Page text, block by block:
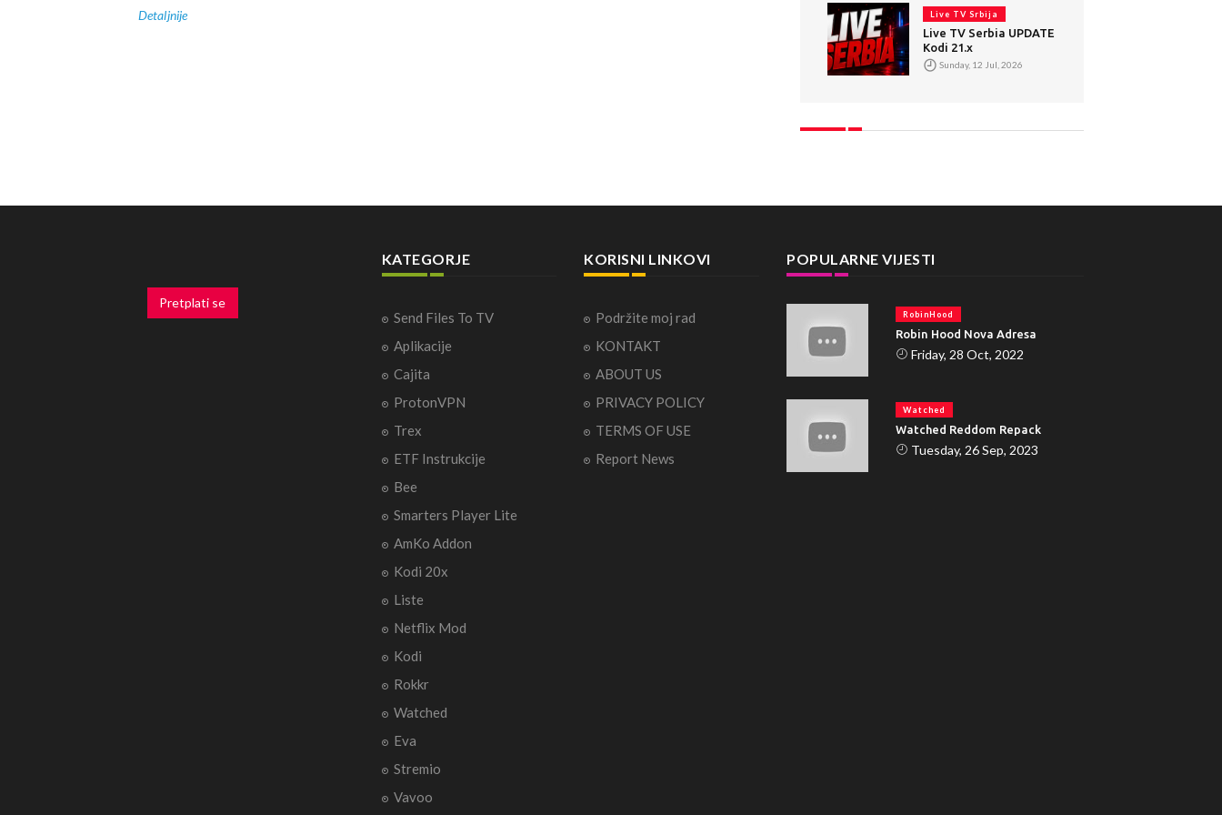
Detaljnije Live TV Srbija
Live TV Serbia UPDATE
Kodi 21.x
Sunday, 12 Jul, 2026
Pretplati se
KATEGORJE
Send Files To TV
Aplikacije
Cajita
ProtonVPN
Trex
ETF Instrukcije
Bee
Smarters Player Lite
AmKo Addon
Kodi 20x
Liste
Netflix Mod
Kodi
Rokkr
Watched
Eva
Stremio
Vavoo
KORISNI LINKOVI
Podržite moj rad
KONTAKT
ABOUT US
PRIVACY POLICY
TERMS OF USE
Report News
POPULARNE VIJESTI
RobinHood
Robin Hood Nova Adresa
Friday, 28 Oct, 2022
Watched
Watched Reddom Repack
Tuesday, 26 Sep, 2023